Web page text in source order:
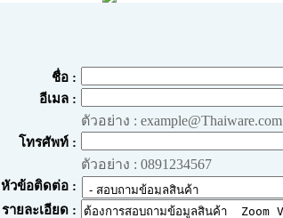
ชื่อ :
อีเมล :
ตัวอย่าง : example@Thaiware.com
โทรศัพท์ :
ตัวอย่าง : 0891234567
หัวข้อติดต่อ :
รายละเอียด :